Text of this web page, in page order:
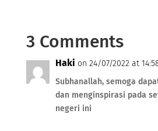
3 Comments
Haki on 24/07/2022 at
Subhanallah, semoga
dan menginspirasi pada
negeri ini